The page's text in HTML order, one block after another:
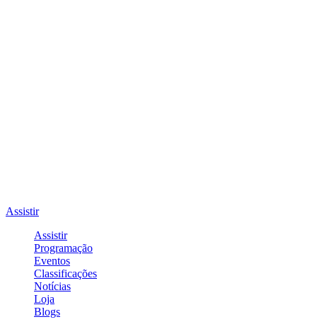
Assistir
Assistir
Programação
Eventos
Classificações
Notícias
Loja
Blogs